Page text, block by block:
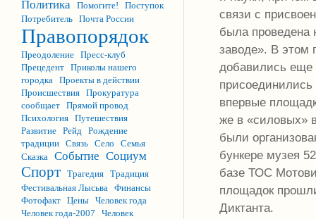
Политика Помогите!
Поступок
Потребитель Почта России
Правопорядок
Преодоление Пресс-клуб
Прецедент Приколы нашего
городка Проекты в действии
Происшествия Прокуратура
сообщает Прямой провод
Психология Путешествия
Развитие Рейд Рождение
традиции Связь Село
Семья
Сказка Событие Социум
Спорт Трагедия Традиция
Фестивальная Лысьва Финансы
Фотофакт Цены Человек года
Человек года-2007
Человек
связи с
была проведена
заводе». В этом
добавились еще
впервые
же в «силовых»
были
бункере музея
базе ТОС
площадок
Диктанта.